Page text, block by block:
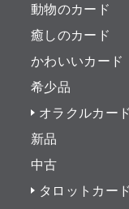
動物のカード
癒しのカード
かわいいカード
希少品
オラクルカード
新品
中古
タロットカード